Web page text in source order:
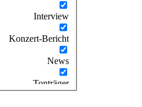
Interview
Konzert-Bericht
News
Tonträger